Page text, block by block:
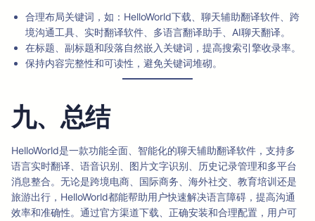
合理布局关键词，如：HelloWorld下载、聊天辅助翻译软件、跨
境沟通工具、实时翻译软件、多语言翻译助手、AI聊天翻译。
在标题、副标题和段落自然嵌入关键词，提高搜索引擎收录率。
保持内容完整性和可读性，避免关键词堆砌。
九、总结
HelloWorld是一款功能全面、智能化的聊天辅助翻译软件，支持多
语言实时翻译、语音识别、图片文字识别、历史记录管理和多平台
消息整合。无论是跨境电商、国际商务、海外社交、教育培训还是
旅游出行，HelloWorld都能帮助用户快速解决语言障碍，提高沟通
效率和准确性。通过官方渠道下载、正确安装和合理配置，用户可